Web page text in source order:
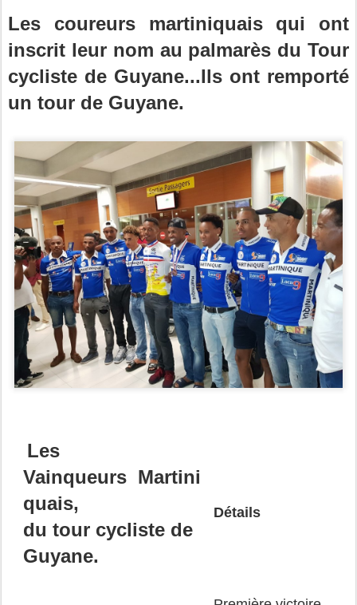
Les coureurs martiniquais qui ont
inscrit leur nom au palmarès du Tour
cycliste de Guyane...Ils ont remporté
un tour de Guyane.
Les
Vainqueurs Martini
quais,
du tour cycliste de
Guyane.
Détails